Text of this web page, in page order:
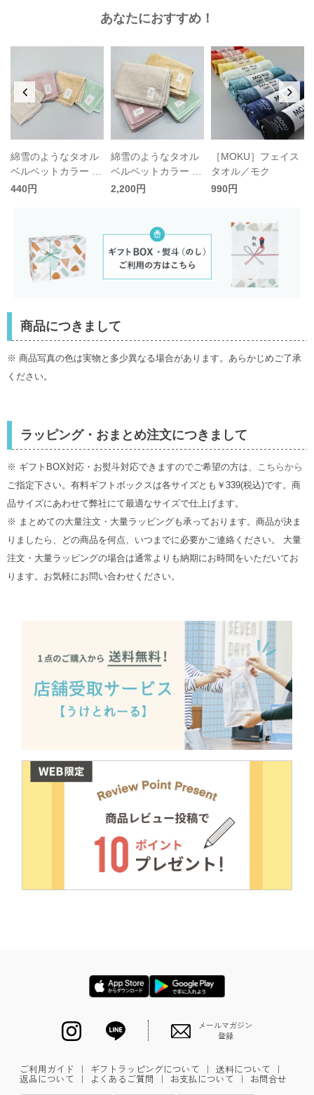
あなたにおすすめ！
綿雪のようなタオル
ベルベットカラー ウ
ォッシュタオル
440円
綿雪のようなタオル
ベルベットカラー バ
スタオル
2,200円
［MOKU］フェイス
タオル／モク
990円
商品につきまして
※ 商品写真の色は実物と多少異なる場合があります。あらかじめご了承
ください。
ラッピング・おまとめ注文につきまして
※ ギフトBOX対応・お熨斗対応できますのでご希望の方は、
こちらから
ご指定下さい。有料ギフトボックスは各サイズとも￥339(税込)です。商
品サイズにあわせて弊社にて最適なサイズで仕上げます。
※ まとめての大量注文・大量ラッピングも承っております。商品が決ま
りましたら、どの商品を何点、いつまでに必要かご連絡ください。 大量
注文・大量ラッピングの場合は通常よりも納期にお時間をいただいてお
ります。お気軽にお問い合わせください。
メールマガジン
登録
ご利用ガイド ｜ ギフトラッピングについて ｜ 送料について ｜
返品について ｜ よくあるご質問 ｜ お支払について ｜ お問合せ